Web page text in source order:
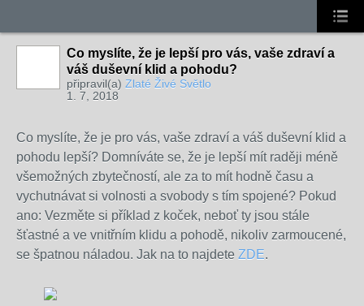
Co myslíte, že je lepší pro vás, vaše zdraví a
váš duševní klid a pohodu?
připravil(a) Zlaté Živé Světlo
1. 7, 2018
Co myslíte, že je pro vás, vaše zdraví a váš duševní klid a
pohodu lepší? Domníváte se, že je lepší mít raději méně
všemožných zbytečností, ale za to mít hodně času a
vychutnávat si volnosti a svobody s tím spojené? Pokud
ano: Vezměte si příklad z koček, neboť ty jsou stále
šťastné a ve vnitřním klidu a pohodě, nikoliv zarmoucené,
se špatnou náladou. Jak na to najdete ZDE.